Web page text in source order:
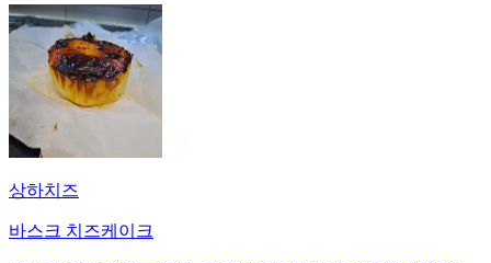
상하치즈
바스크 치즈케이크